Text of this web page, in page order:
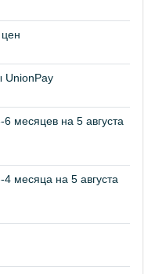
UnionPay
месяцев на 5 августа
месяца на 5 августа